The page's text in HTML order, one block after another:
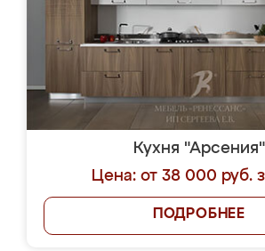
Кухня "Арсения"
Цена: от 38 000 руб.
ПОДРОБНЕЕ